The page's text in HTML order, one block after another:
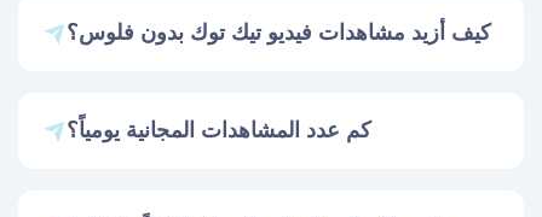
كيف أزيد مشاهدات فيديو تيك توك بدون فلوس؟
كم عدد المشاهدات المجانية يومياً؟